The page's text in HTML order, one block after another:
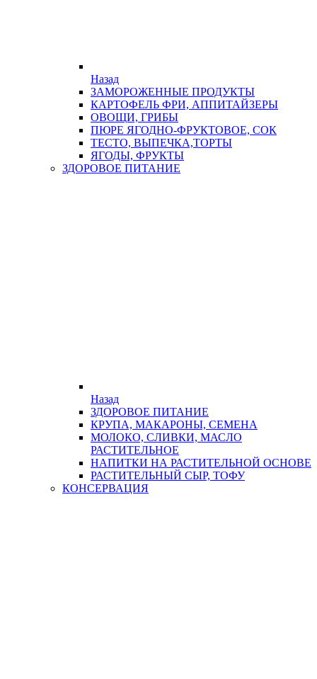
Назад
ЗАМОРОЖЕННЫЕ ПРОДУКТЫ
КАРТОФЕЛЬ ФРИ, АППИТАЙЗЕРЫ
ОВОЩИ, ГРИБЫ
ПЮРЕ ЯГОДНО-ФРУКТОВОЕ, СОК
ТЕСТО, ВЫПЕЧКА,ТОРТЫ
ЯГОДЫ, ФРУКТЫ
ЗДОРОВОЕ ПИТАНИЕ
Назад
ЗДОРОВОЕ ПИТАНИЕ
КРУПА, МАКАРОНЫ, СЕМЕНА
МОЛОКО, СЛИВКИ, МАСЛО
РАСТИТЕЛЬНОЕ
НАПИТКИ НА РАСТИТЕЛЬНОЙ ОСНОВЕ
РАСТИТЕЛЬНЫЙ СЫР, ТОФУ
КОНСЕРВАЦИЯ